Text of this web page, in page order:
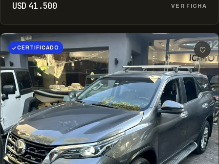
USD 41.500 VER FICHA
CERTIFICADO